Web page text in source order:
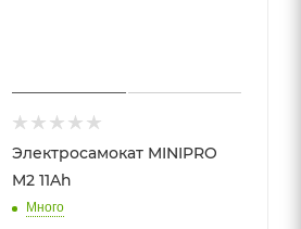
Электросамокат MINIPRO
M2 11Ah
Много